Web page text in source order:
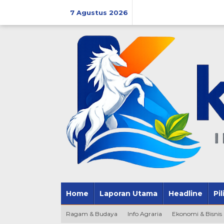
7 Agustus 2026
Home Laporan Utama Headline
Ragam & Budaya Info Agraria Ekonomi & Bisnis